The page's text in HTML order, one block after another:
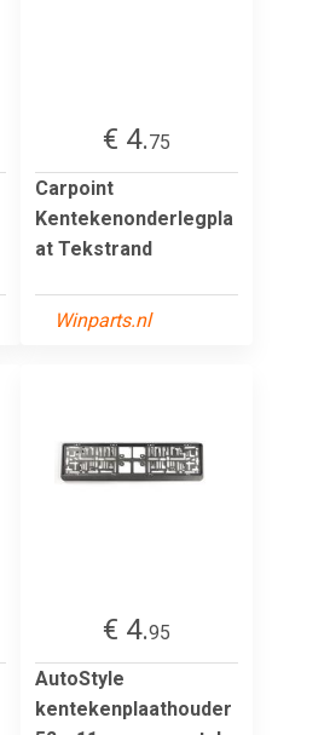
€ 4.75
Carpoint
Kentekenonderlegpla
at Tekstrand
Winparts.nl
€ 4.95
AutoStyle
kentekenplaathouder